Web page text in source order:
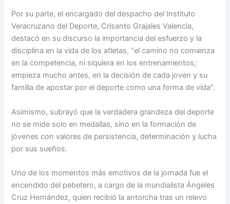
Por su parte, el encargado del despacho del Instituto
Veracruzano del Deporte, Crisanto Grajales Valencia,
destacó en su discurso la importancia del esfuerzo y la
disciplina en la vida de los atletas, “el camino no comienza
en la competencia, ni siquiera en los entrenamientos;
empieza mucho antes, en la decisión de cada joven y su
familia de apostar por el deporte como una forma de vida”.
Asimismo, subrayó que la verdadera grandeza del deporte
no se mide solo en medallas, sino en la formación de
jóvenes con valores de persistencia, determinación y lucha
por sus sueños.
Uno de los momentos más emotivos de la jornada fue el
encendido del pebetero, a cargo de la mundialista Ángeles
Cruz Hernández, quien recibió la antorcha tras un relevo